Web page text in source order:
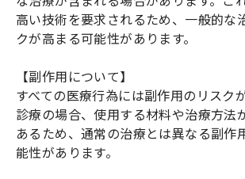
高い技術を要求されるため、一般的な
クが高まる可能性があります。
【副作用について】
すべての医療行為には副作用のリスク
診療の場合、使用する材料や治療方法
あるため、通常の治療とは異なる副作
能性があります。